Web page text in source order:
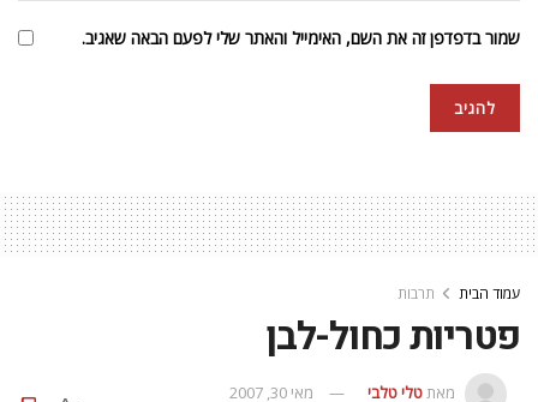
שמור בדפדפן זה את השם, האימייל והאתר שלי לפעם הבאה שאגיב.
עמוד הבית תרבות
פטריות כחול-לבן
מאתטלי טלבי
מאי 30, 2007